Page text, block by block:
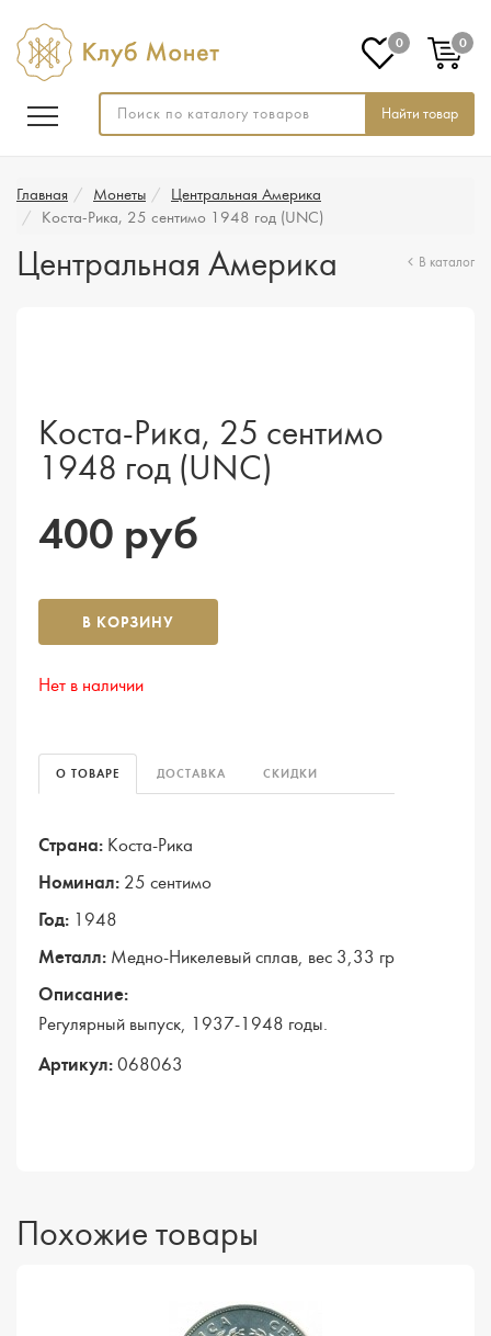
Найти товар
0 0
Главная Монеты
Центральная Америка
Коста-Рика, 25 сентимо 1948 год (UNC)
Центральная Америка В каталог
Коста-Рика, 25 сентимо
1948 год (UNC)
400 руб
В КОРЗИНУ
Нет в наличии
О ТОВАРЕ ДОСТАВКА СКИДКИ
Страна: Коста-Рика
Номинал: 25 сентимо
Год: 1948
Металл: Медно-Никелевый сплав, вес 3,33 гр
Описание:
Регулярный выпуск, 1937-1948 годы.
Артикул: 068063
Похожие товары